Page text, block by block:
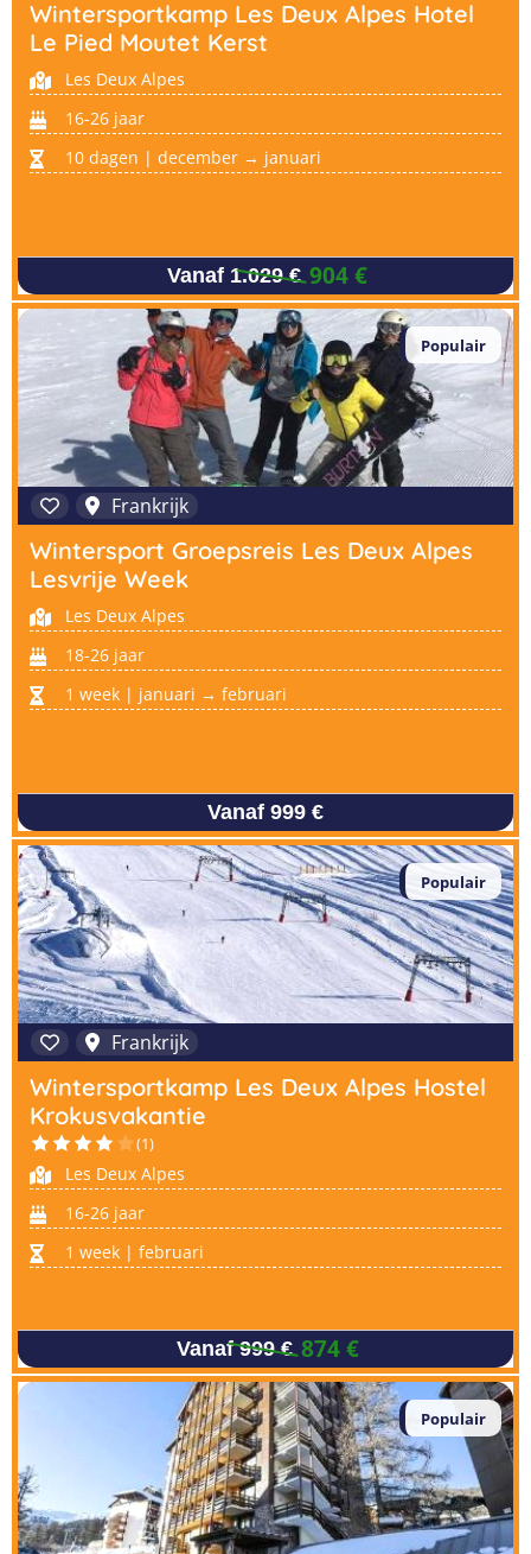
Malta
Nederland
Buitenland
Surfkampen Buitenland
Surfkampen 18+
Taalvakanties Duits
Taalvakanties Italiaans
Wintersportkamp Les Deux Alpes Hotel
Le Pied Moutet Kerst
Les Deux Alpes
16-26 jaar
10 dagen | december → januari
Vanaf 1.029 € 904 €
Populair
Frankrijk
Wintersport Groepsreis Les Deux Alpes
Lesvrije Week
Les Deux Alpes
18-26 jaar
1 week | januari → februari
Vanaf 999 €
Populair
Frankrijk
Wintersportkamp Les Deux Alpes Hostel
Krokusvakantie
(1)
Les Deux Alpes
16-26 jaar
1 week | februari
Vanaf 999 € 874 €
Populair